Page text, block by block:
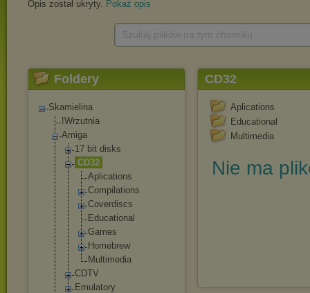
Opis został ukryty. Pokaż opis
Foldery
Skamielina
!Wrzutnia
Amiga
17 bit disks
CD32
Aplications
Compilations
Coverdiscs
Educational
Games
Homebrew
Multimedia
CDTV
Emulatory
CD32
Aplications
Educational
Multimedia
Nie ma